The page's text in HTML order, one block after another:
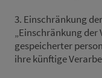
3. Einschränkung
„Einschränkung
gespeicherter
ihre künftige